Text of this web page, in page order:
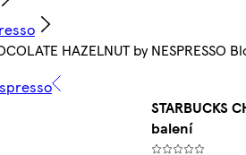
HAZELNUT by
STARBUCKS
balení